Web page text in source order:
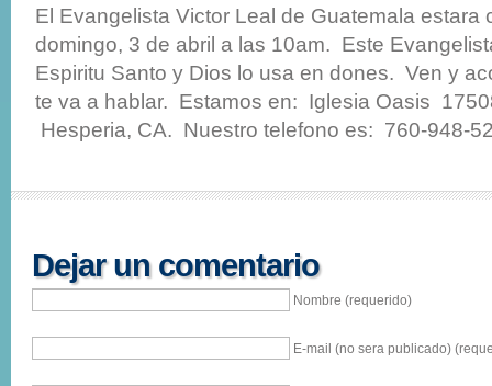
El Evangelista Victor Leal de Guatemala estara
domingo, 3 de abril a las 10am. Este
Espiritu Santo y Dios lo usa en dones. Ven y
te va a hablar. Estamos en: Iglesia Oasis
Hesperia, CA. Nuestro telefono es: 760-948-
Dejar un comentario
Nombre (requerido)
E-mail (no sera publicado)